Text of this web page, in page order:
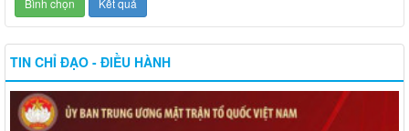
TIN CHỈ ĐẠO - ĐIỀU HÀNH